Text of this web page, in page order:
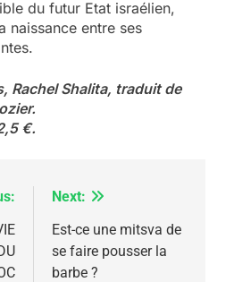
du futur Etat israélien,
naissance entre ses
Rachel Shalita, traduit de
€.
Next:
Est-ce une mitsva de
se faire pousser la
barbe ?
l’année la plus
selon le
d’ADL contre
ISRAÉL
JE REVENDIQUE
JUDAÏTE par Thérèse
Dvir
JUDAISME